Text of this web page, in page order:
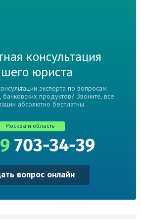
консультация
юриста
эксперта по вопросам
продуктов? Звоните, все
абсолютно бесплатны
Москва и область
703-34-39
вопрос онлайн